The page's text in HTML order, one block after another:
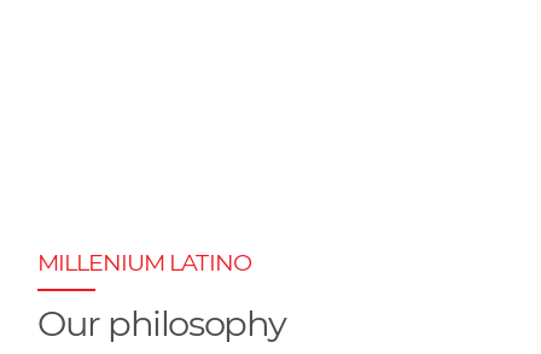
MILLENIUM LATINO
Our philosophy